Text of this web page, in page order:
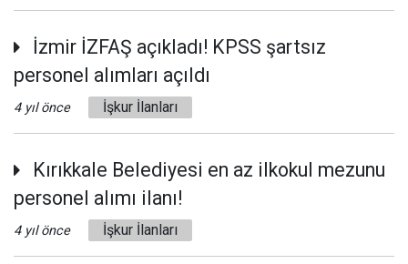
İzmir İZFAŞ açıkladı! KPSS şartsız
personel alımları açıldı
4 yıl önce İşkur İlanları
Kırıkkale Belediyesi en az ilkokul mezunu
personel alımı ilanı!
4 yıl önce İşkur İlanları